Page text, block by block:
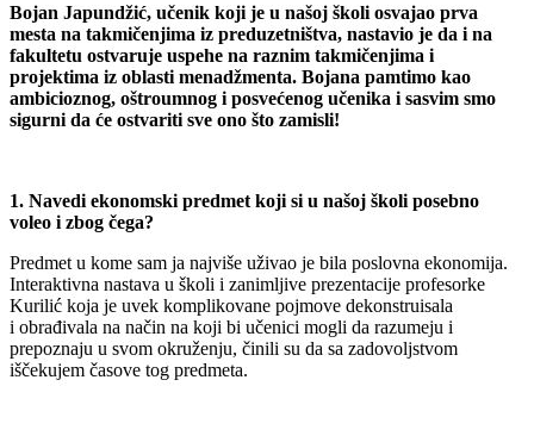
Bojan Japundžić, učenik koji je u našoj školi osvajao prva
mesta na takmičenjima iz preduzetništva, nastavio je da i na
fakultetu ostvaruje uspehe na raznim takmičenjima i
projektima iz oblasti menadžmenta. Bojana pamtimo kao
ambicioznog, oštroumnog i posvećenog učenika i sasvim smo
sigurni da će ostvariti sve ono što zamisli!
1. Navedi ekonomski predmet koji si u našoj školi posebno
voleo i zbog čega?
Predmet u kome sam ja najviše uživao je bila poslovna ekonomija.
Interaktivna nastava u školi i zanimljive prezentacije profesorke
Kurilić koja je uvek komplikovane pojmove dekonstruisala
i obrađivala na način na koji bi učenici mogli da razumeju i
prepoznaju u svom okruženju, činili su da sa zadovoljstvom
iščekujem časove tog predmeta.